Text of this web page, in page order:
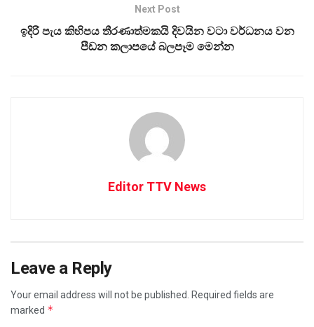
Next Post
ඉදිරි පැය කිහිපය තීරණාත්මකයි දිවයින වටා වර්ධනය වන
පීඩන කලාපයේ බලපෑම මෙන්න
Editor TTV News
Leave a Reply
Your email address will not be published. Required fields are
marked *